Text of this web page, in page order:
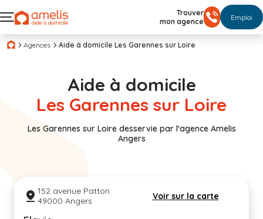
Trouver
mon agence
Emploi
Agences Aide à domicile Les Garennes sur Loire
Aide à domicile
Les Garennes sur Loire
Les Garennes sur Loire desservie par l'agence Amelis
Angers
152 avenue Patton
49000 Angers
Voir sur la carte